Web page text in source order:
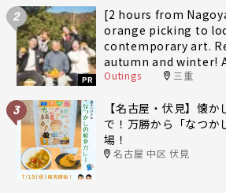
2
PR
[2 hours from
orange picking to
contemporary art.
autumn and winter!
fully enjoy Minami-
Outings 三重
3
【名古屋・伏見】懐
で！万勝から「なつか
場！
名古屋 中区 伏見